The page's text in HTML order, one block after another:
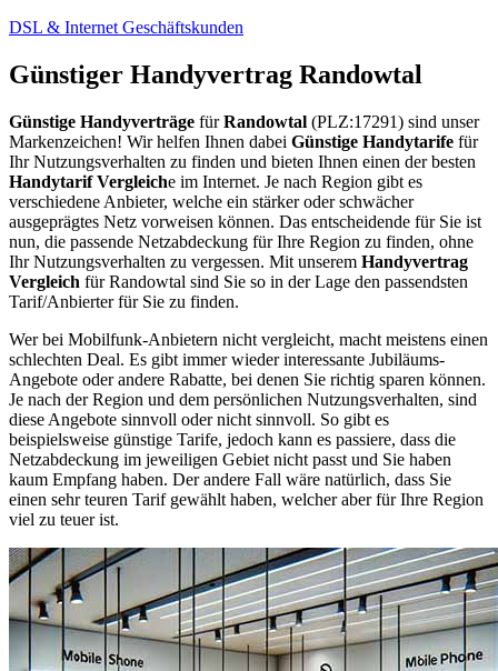
DSL & Internet Geschäftskunden
Günstiger Handyvertrag Randowtal
Günstige Handyverträge fürRandowtal (PLZ:17291) sind unser
Markenzeichen! Wir helfen Ihnen dabei Günstige Handytarife für
Ihr Nutzungsverhalten zu finden und bieten Ihnen einen der besten
Handytarif Vergleiche im Internet. Je nach Region gibt es
verschiedene Anbieter, welche ein stärker oder schwächer
ausgeprägtes Netz vorweisen können. Das entscheidende für Sie ist
nun, die passende Netzabdeckung für Ihre Region zu finden, ohne
Ihr Nutzungsverhalten zu vergessen. Mit unserem Handyvertrag
Vergleich für Randowtal sind Sie so in der Lage den passendsten
Tarif/Anbierter für Sie zu finden.
Wer bei Mobilfunk-Anbietern nicht vergleicht, macht meistens einen
schlechten Deal. Es gibt immer wieder interessante Jubiläums-
Angebote oder andere Rabatte, bei denen Sie richtig sparen können.
Je nach der Region und dem persönlichen Nutzungsverhalten, sind
diese Angebote sinnvoll oder nicht sinnvoll. So gibt es
beispielsweise günstige Tarife, jedoch kann es passiere, dass die
Netzabdeckung im jeweiligen Gebiet nicht passt und Sie haben
kaum Empfang haben. Der andere Fall wäre natürlich, dass Sie
einen sehr teuren Tarif gewählt haben, welcher aber für Ihre Region
viel zu teuer ist.